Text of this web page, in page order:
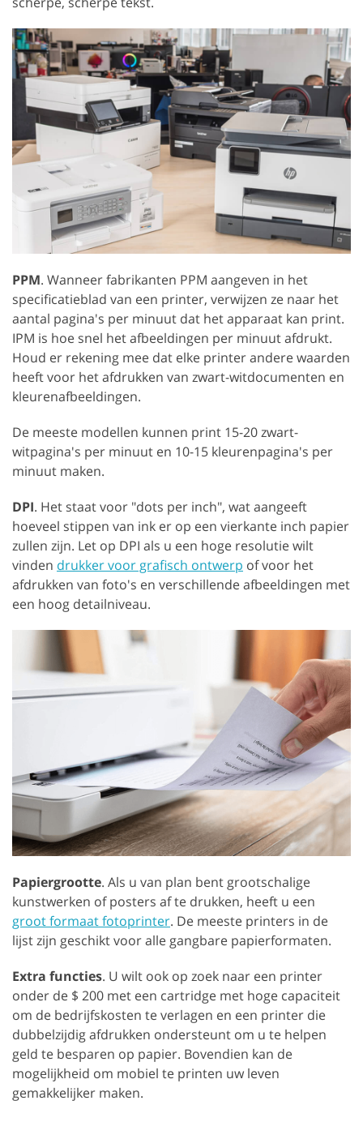
PPM. Wanneer fabrikanten PPM aangeven in het
specificatieblad van een printer, verwijzen ze naar het
aantal pagina's per minuut dat het apparaat kan print.
IPM is hoe snel het afbeeldingen per minuut afdrukt.
Houd er rekening mee dat elke printer andere waarden
heeft voor het afdrukken van zwart-witdocumenten en
kleurenafbeeldingen.
De meeste modellen kunnen print 15-20 zwart-
witpagina's per minuut en 10-15 kleurenpagina's per
minuut maken.
DPI. Het staat voor "dots per inch", wat aangeeft
hoeveel stippen van ink er op een vierkante inch papier
zullen zijn. Let op DPI als u een hoge resolutie wilt
vinden drukker voor grafisch ontwerp of voor het
afdrukken van foto's en verschillende afbeeldingen met
een hoog detailniveau.
Papiergrootte. Als u van plan bent grootschalige
kunstwerken of posters af te drukken, heeft u een
groot formaat fotoprinter. De meeste printers in de
lijst zijn geschikt voor alle gangbare papierformaten.
Extra functies. U wilt ook op zoek naar een printer
onder de $ 200 met een cartridge met hoge capaciteit
om de bedrijfskosten te verlagen en een printer die
dubbelzijdig afdrukken ondersteunt om u te helpen
geld te besparen op papier. Bovendien kan de
mogelijkheid om mobiel te printen uw leven
gemakkelijker maken.